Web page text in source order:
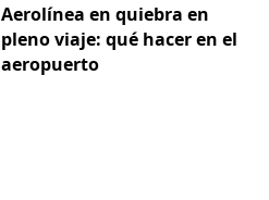
Aerolínea en quiebra en
pleno viaje: qué hacer en el
aeropuerto